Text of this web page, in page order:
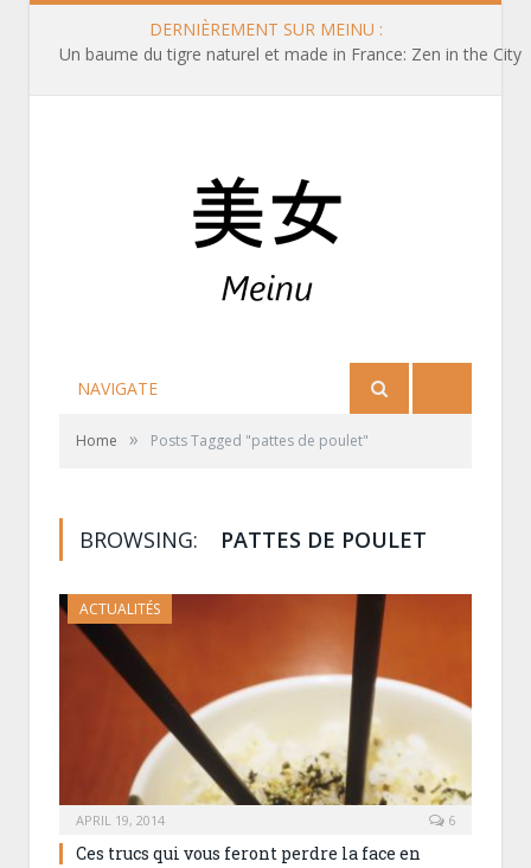
DERNIÈREMENT SUR MEINU :
Un baume du tigre naturel et made in France: Zen in the City
NAVIGATE
Home » Posts Tagged "pattes de poulet"
BROWSING: PATTES DE POULET
ACTUALITÉS
APRIL 19, 2014 6
Ces trucs qui vous feront perdre la face en